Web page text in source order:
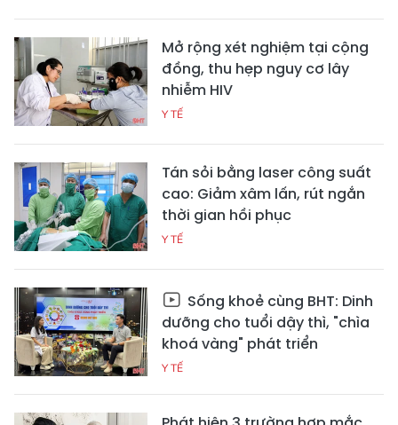
Mở rộng xét nghiệm tại cộng
đồng, thu hẹp nguy cơ lây
nhiễm HIV
Y TẾ
Tán sỏi bằng laser công suất
cao: Giảm xâm lấn, rút ngắn
thời gian hồi phục
Y TẾ
Sống khoẻ cùng BHT: Dinh
dưỡng cho tuổi dậy thì, "chìa
khoá vàng" phát triển
Y TẾ